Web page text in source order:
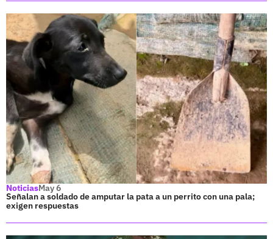
NoticiasMay 6
Señalan a soldado de amputar la pata a un perrito con una pala;
exigen respuestas